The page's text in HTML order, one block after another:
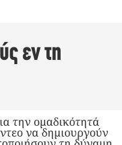
εν τη
την ομαδικότητά
να δημιουργούν